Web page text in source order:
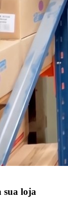
sua loja